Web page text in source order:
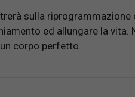
sulla
ed allungare la
corpo perfetto.